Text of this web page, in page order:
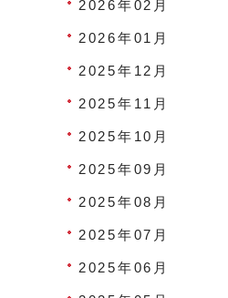
2026年02月
2026年01月
2025年12月
2025年11月
2025年10月
2025年09月
2025年08月
2025年07月
2025年06月